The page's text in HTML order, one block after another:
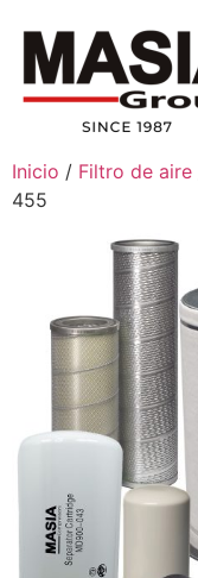
Inicio / Filtro de aire
455